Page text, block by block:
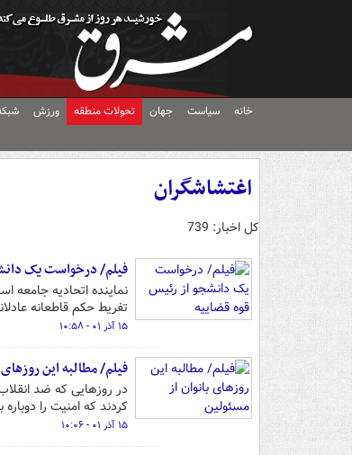
خانه سیاست جهان تحولات منطقه ورزش
اغتشاشگران
کل اخبار: 739
فیلم/ درخواست یک
نماینده اتحادیه جامعه
تفریط حکم قاطعانه
۱۵ آذر ۰۱ - ۱۰:۵۸
فیلم/ مطالبه این
در روزهایی که ضد
کردند که امنیت را دوباره
۱۵ آذر ۰۱ - ۱۰:۰۶